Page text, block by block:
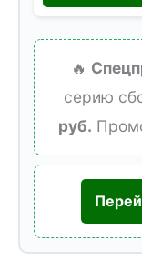
🔥
серию
руб.